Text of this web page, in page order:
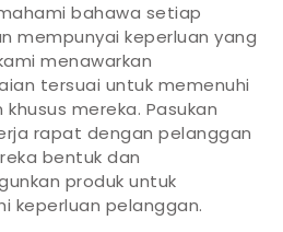
bahawa setiap
mempunyai keperluan yang
menawarkan
tersuai untuk memenuhi
khusus mereka. Pasukan
rapat dengan pelanggan
bentuk dan
produk untuk
keperluan pelanggan.